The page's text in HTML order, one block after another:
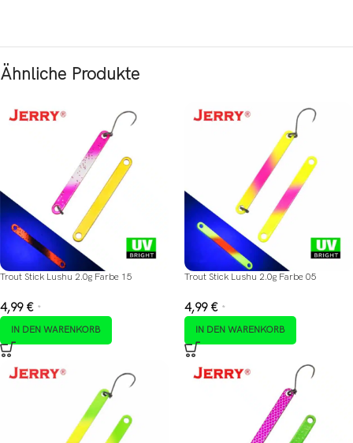
Ähnliche Produkte
Trout Stick Lushu 2.0g Farbe 15
4,99 € *
IN DEN WARENKORB
Trout Stick Lushu 2.0g Farbe 05
4,99 € *
IN DEN WARENKORB